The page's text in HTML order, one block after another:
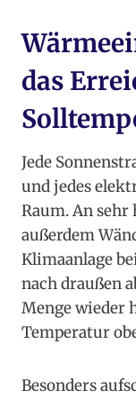
das
Jede
und jedes
Raum. An
außerdem
Klimaanlage
nach draußen
Menge wieder
Temperatur
Besonders